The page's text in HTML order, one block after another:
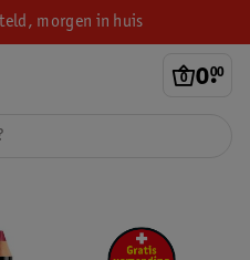
morgen in huis
0.
00